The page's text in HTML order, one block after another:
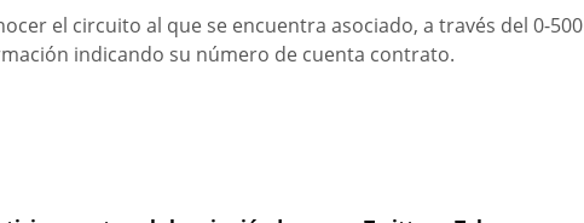
el circuito al que se encuentra asociado, a través del 0-500
indicando su número de cuenta contrato.